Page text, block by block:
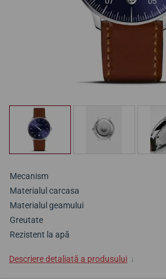
Mecanism
Materialul carcasa
Materialul geamului
Greutate
Rezistent la apă
Descriere detaliată a produsului ↓